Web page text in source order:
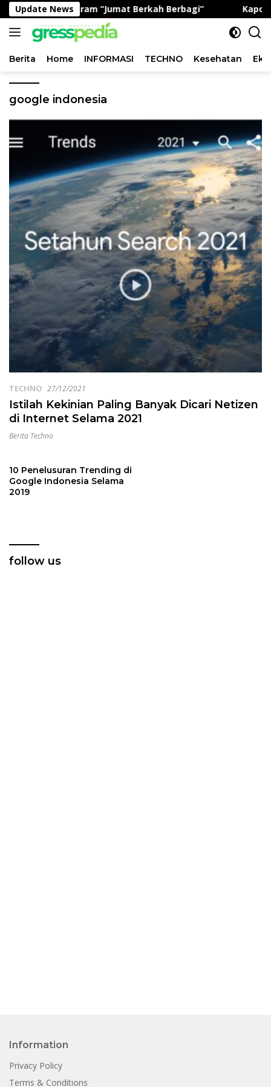
Langsung
ke
konten
Update News
Lewat Program “Jumat Berkah Berbagi”
Berita Home INFORMASI TECHNO Kesehatan
google indonesia
TECHNO 27/12/2021
Istilah Kekinian Paling Banyak Dicari Netizen
di Internet Selama 2021
Berita Techno
10 Penelusuran Trending di
Google Indonesia Selama
2019
follow us
Information
Privacy Policy
Terms & Conditions